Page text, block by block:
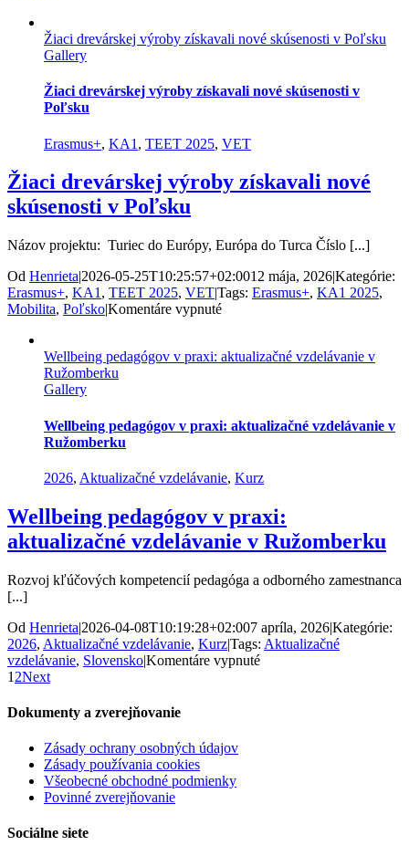
s
Plzne
SOŠ
Oas
MT
Žiaci drevárskej výroby získavali nové skúsenosti v Poľsku
Gallery
Žiaci drevárskej výroby získavali nové skúsenosti v
Poľsku
Erasmus+, KA1 , TEET 2025, VET
Žiaci drevárskej výroby získavali nové
skúsenosti v Poľsku
Názov projektu: Turiec do Európy, Európa do Turca Číslo [...]
Od Henrieta|2026-05-25T10:25:57+02:0012 mája, 2026|Kategórie:
Erasmus+, KA1 , TEET 2025, VET|Tags: Erasmus+, KA1 2025,
Mobilita, Poľsko|Komentáre vypnuténa
výroby
v
Wellbeing pedagógov v praxi: aktualizačné vzdelávanie v
Ružomberku
Gallery
Wellbeing pedagógov v praxi: aktualizačné vzdelávanie v
Ružomberku
2026, Aktualizačné vzdelávanie, Kurz
Wellbeing pedagógov v praxi:
aktualizačné vzdelávanie v Ružomberku
Rozvoj kľúčových kompetencií pedagóga a odborného zamestnanca
[...]
Od Henrieta|2026-04-08T10:19:28+02:007 apríla, 2026|Kategórie:
2026, Aktualizačné vzdelávanie, Kurz|Tags: Aktualizačné
vzdelávanie, Slovensko|Komentáre vypnuténa
1 2Next
Dokumenty a zverejňovanie
Zásady ochrany osobných údajov
Zásady používania cookies
Všeobecné obchodné podmienky
Povinné zverejňovanie
Sociálne siete